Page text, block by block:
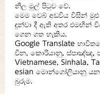
නිල මුල් පිටුව වේ.
මෙම වෙබ් අඩවිය විසින්
ඳුන්වා දී ඇති අතර එමඟින්
ගෙන ගත හැකිය.
Google Translate
චීන, කොරියානු, ස්පාඤ්ඤ,
Vietnamese, Sinhala,
esian මොන්ගෝලියානු යන
බුරුම.